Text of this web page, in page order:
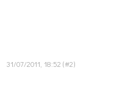
31/07/2011, 18:52